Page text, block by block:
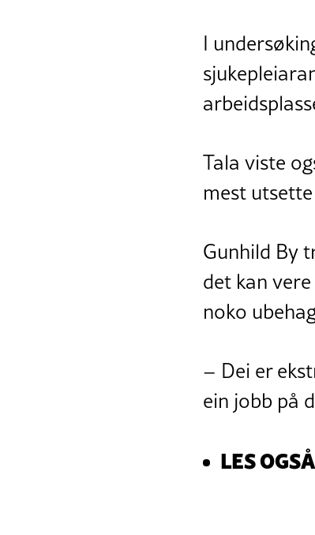
I
Tala viste
mest
Gunhild By
det kan
noko
– Dei er
ein jobb på
LES OGSÅ